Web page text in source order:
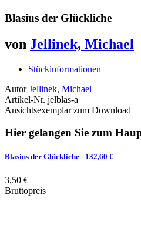
Blasius der Glückliche
von Jellinek, Michael
Stückinformationen
Autor Jellinek, Michael
Artikel-Nr. jelblas-a
Ansichtsexemplar zum Download
Hier gelangen Sie zum
Blasius der Glückliche - 132,60 €
3,50 €
Bruttopreis